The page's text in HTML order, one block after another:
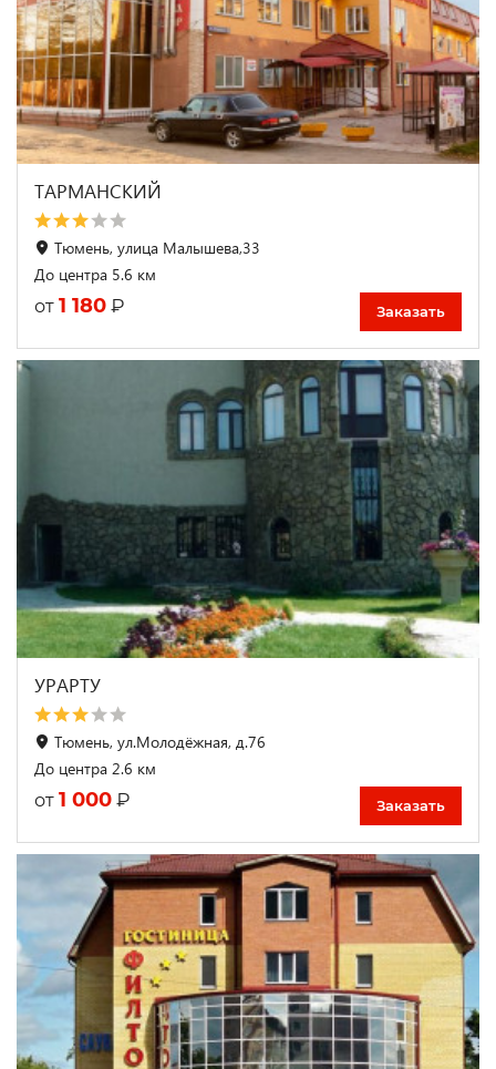
ТАРМАНСКИЙ
Тюмень, улица Малышева,33
До центра 5.6 км
от 1 180 ₽ Заказать
УРАРТУ
Тюмень, ул.Молодёжная, д.76
До центра 2.6 км
от 1 000 ₽ Заказать